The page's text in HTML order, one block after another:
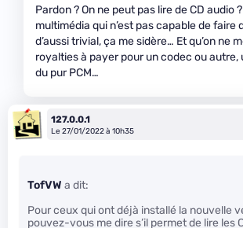
Pardon ? On ne peut pas lire de CD audio
multimédia qui n’est pas capable de faire
d’aussi trivial, ça me sidère… Et qu’on ne
royalties à payer pour un codec ou autre,
du pur PCM…
127.0.0.1
Le 27/01/2022 à 10h35
TofVW a dit:
Pour ceux qui ont déjà installé la nouvelle
pouvez-vous me dire s’il permet de lire les